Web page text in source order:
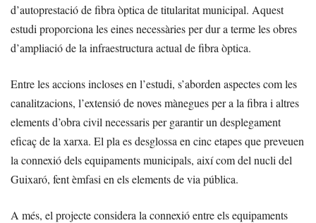
d’autoprestació de fibra òptica de titularitat municipal. Aquest
estudi proporciona les eines necessàries per dur a terme les obres
d’ampliació de la infraestructura actual de fibra òptica.
Entre les accions incloses en l’estudi, s’aborden aspectes com les
canalitzacions, l’extensió de noves mànegues per a la fibra i altres
elements d’obra civil necessaris per garantir un desplegament
eficaç de la xarxa. El pla es desglossa en cinc etapes que preveuen
la connexió dels equipaments municipals, així com del nucli del
Guixaró, fent èmfasi en els elements de via pública.
A més, el projecte considera la connexió entre els equipaments